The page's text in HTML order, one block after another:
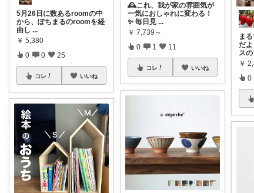
5月26日に数あるroomの中
から、ぽちまるのroomを経
由し ...
￥ 5,380
0 0 25
コレ いいね
🕰️これ、我が家の雰囲気が
一気におしゃれに変わる！
✨ 毎日見 ...
￥ 7,739～
0 1 11
コレ いいね
ま
だ
ス
￥
0